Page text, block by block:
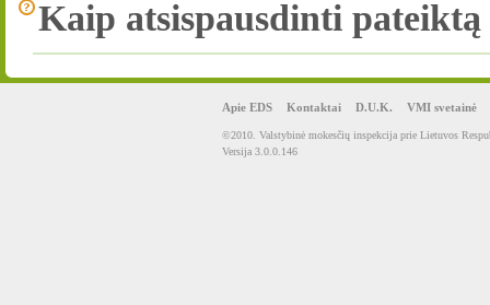
Kaip atsispausdinti
Apie EDS Kontaktai D.U.K. VMI svetainė
©2010. Valstybinė mokesčių inspekcija prie Lietuvos
Versija 3.0.0.146